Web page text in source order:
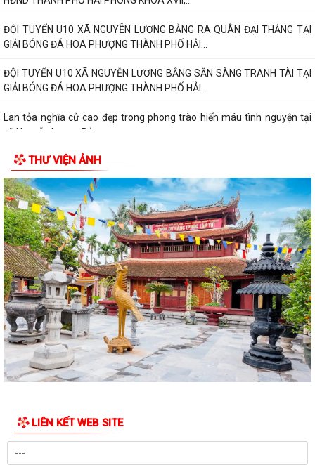
ĐỘI TUYỂN U10 XÃ NGUYỄN LƯƠNG BẰNG RA QUÂN ĐẠI THẮNG TẠI
GIẢI BÓNG ĐÁ HOA PHƯỢNG THÀNH PHỐ HẢI...
ĐỘI TUYỂN U10 XÃ NGUYỄN LƯƠNG BẰNG SẴN SÀNG TRANH TÀI TẠI
GIẢI BÓNG ĐÁ HOA PHƯỢNG THÀNH PHỐ HẢI...
Lan tỏa nghĩa cử cao đẹp trong phong trào hiến máu tình nguyện tại
xã Nguyễn Lương Bằng
THƯ VIỆN ẢNH
LIÊN KẾT WEB SITE